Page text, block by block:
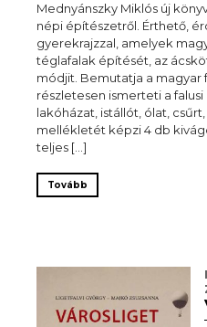
Mednyánszky Miklós új
népi építészetről. Érthető,
gyerekrajzzal, amelyek
téglafalak építését, az
módjit. Bemutatja a magyar
részletesen ismerteti a
lakóházat, istállót, ólat,
mellékletét képzi 4 db
teljes […]
Tovább